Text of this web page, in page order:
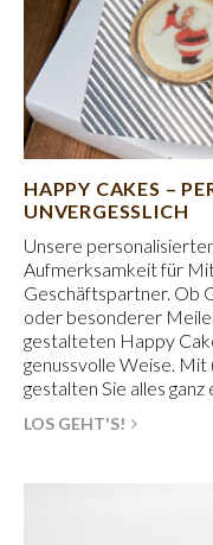
HAPPY CAKES –
UNVERGESSLICH
Unsere
Aufmerksamkeit für
Geschäftspartner. Ob
oder besonderer
gestalteten Happy
genussvolle Weise.
gestalten Sie alles ganz
LOS GEHT'S!